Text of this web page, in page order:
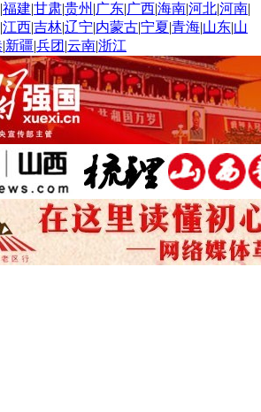
|福建|甘肃|贵州 |广东|广西|海南|河北|河南|
|江西|吉林|辽宁|内蒙古|宁夏|青海|山东|山
|新疆|兵团 |云南|浙江